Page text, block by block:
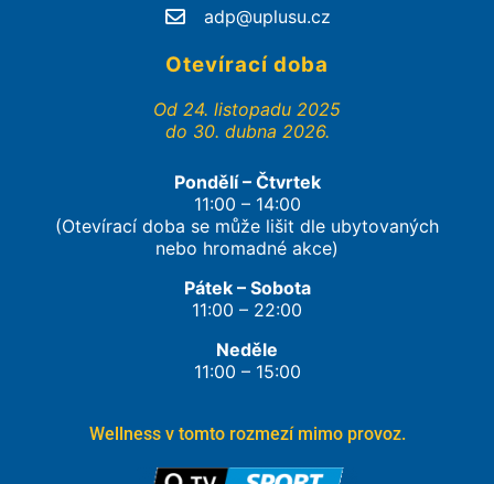
adp@uplusu.cz
Otevírací doba
Od 24. listopadu 2025
do 30. dubna 2026.
Pondělí – Čtvrtek
11:00 – 14:00
(Otevírací doba se může lišit dle ubytovaných
nebo hromadné akce)
Pátek – Sobota
11:00 – 22:00
Neděle
11:00 – 15:00
Wellness v tomto rozmezí mimo provoz.